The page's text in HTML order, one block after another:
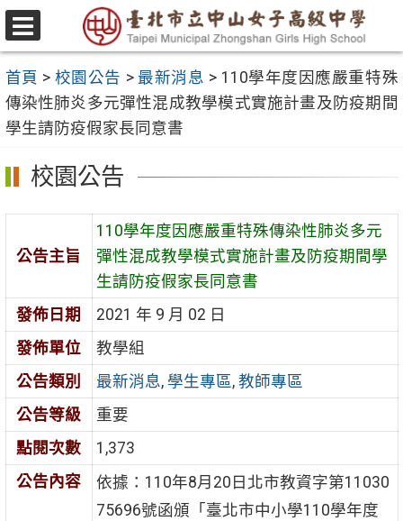
跳
至
要
內
容
區
選
單
首頁 > 校園公告 > 最新消息 > 110學年度因應嚴重特殊
傳染性肺炎多元彈性混成教學模式實施計畫及防疫期間
學生請防疫假家長同意書
校園公告
公告主旨
110學年度因應嚴重特殊傳染性肺炎多元
彈性混成教學模式實施計畫及防疫期間學
生請防疫假家長同意書
發佈日期
2021 年 9 月 02 日
發佈單位
教學組
公告類別
最新消息, 學生專區, 教師專區
公告等級
重要
點閱次數
1,373
公告內容
依據：110年8月20日北市教資字第11030
75696號函頒「臺北市中小學110學年度